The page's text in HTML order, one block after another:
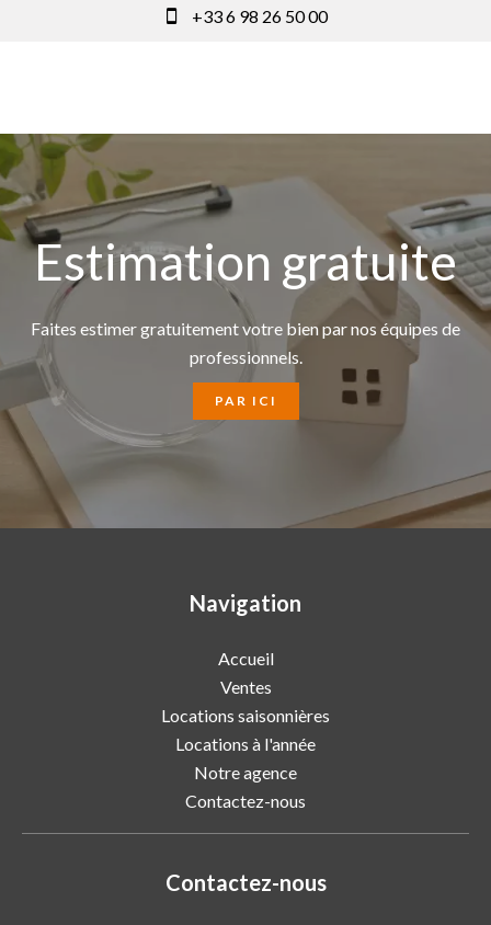
+33 6 98 26 50 00
Estimation gratuite
Faites estimer gratuitement votre bien par nos équipes de
professionnels.
PAR ICI
Navigation
Accueil
Ventes
Locations saisonnières
Locations à l'année
Notre agence
Contactez-nous
Contactez-nous